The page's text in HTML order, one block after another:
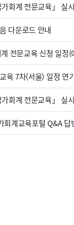
회계 전문교육」 실
다운로드 안내
전문교육 신청 일정(
육 7차(서울) 일정 연
회계 전문교육」 실
회계교육포털 Q&A 답